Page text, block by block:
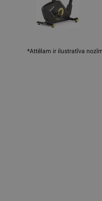
*Attēlam ir ilustratīva